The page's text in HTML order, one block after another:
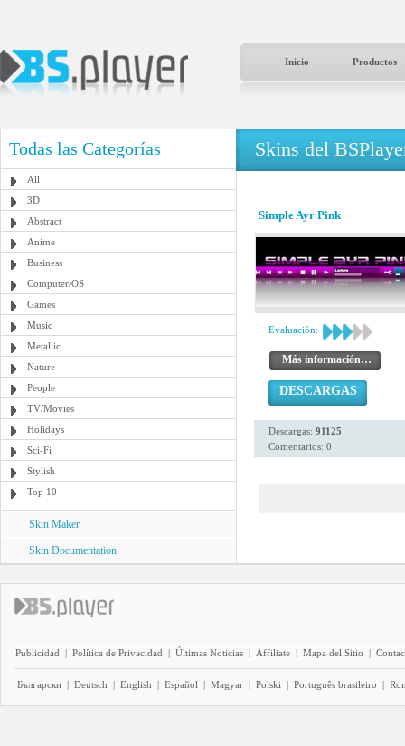
Inicio Productos
Todas las Categorías
All
3D
Abstract
Anime
Business
Computer/OS
Games
Music
Metallic
Nature
People
TV/Movies
Holidays
Sci-Fi
Stylish
Top 10
Skin Maker
Skin Documentation
Skins del
Simple Ayr Pink
Evaluación:
Más información…
DESCARGAS
Descargas: 91125
Comentarios: 0
Publicidad | Política de Privacidad | Últimas Noticias | Affiliate | Mapa del Sitio |
Български | Deutsch | English | Español | Magyar | Polski | Português brasileiro |